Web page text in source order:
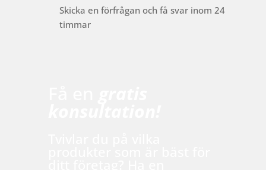
Skicka en förfrågan och få svar inom 24
timmar